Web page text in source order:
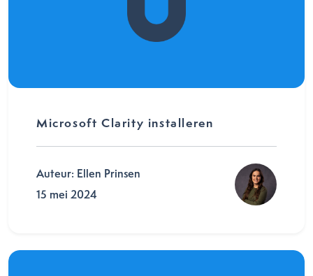
Microsoft Clarity installeren
Auteur: Ellen Prinsen
15 mei 2024